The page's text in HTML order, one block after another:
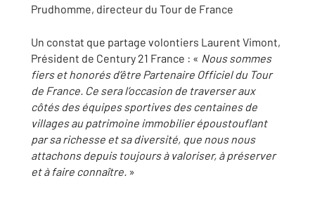
Prudhomme, directeur du Tour de France
Un constat que partage volontiers Laurent Vimont,
Président de Century 21 France : « Nous sommes
fiers et honorés d’être Partenaire Officiel du Tour
de France. Ce sera l’occasion de traverser aux
côtés des équipes sportives des centaines de
villages au patrimoine immobilier époustouflant
par sa richesse et sa diversité, que nous nous
attachons depuis toujours à valoriser, à préserver
et à faire connaître. »